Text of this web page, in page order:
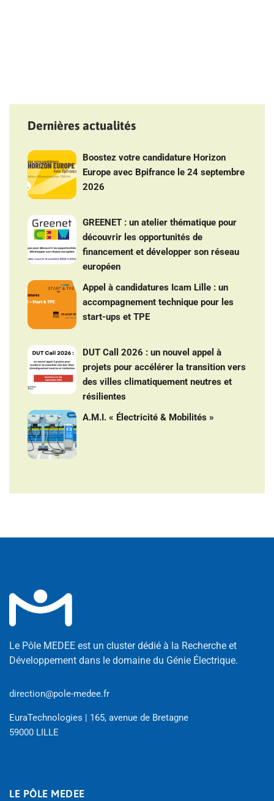
Dernières actualités
Boostez votre candidature Horizon
Europe avec Bpifrance le 24 septembre
2026
GREENET : un atelier thématique pour
découvrir les opportunités de
financement et développer son réseau
européen
Appel à candidatures Icam Lille : un
accompagnement technique pour les
start-ups et TPE
DUT Call 2026 : un nouvel appel à
projets pour accélérer la transition vers
des villes climatiquement neutres et
résilientes
A.M.I. « Électricité & Mobilités »
Le Pôle MEDEE est un cluster dédié à la Recherche et
Développement dans le domaine du Génie Électrique.
direction@pole-medee.fr
EuraTechnologies | 165, avenue de Bretagne
59000 LILLE
LE PÔLE MEDEE